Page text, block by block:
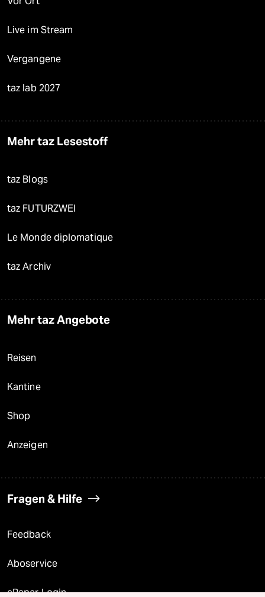
Live im Stream
Vergangene
taz lab 2027
Mehr taz Lesestoff
taz Blogs
taz FUTURZWEI
Le Monde diplomatique
taz Archiv
Mehr taz Angebote
Reisen
Kantine
Shop
Anzeigen
Fragen & Hilfe
Feedback
Aboservice
ePaper Login